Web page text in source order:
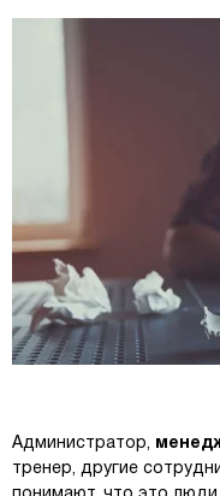
Администратор,
тренер, другие